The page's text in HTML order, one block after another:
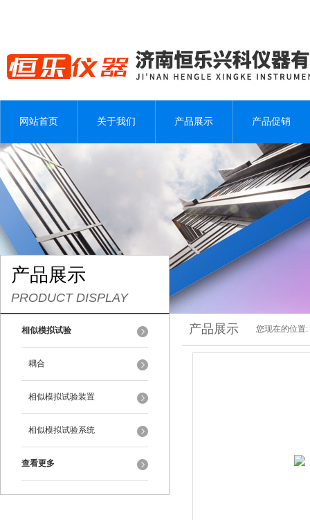
网站首页 关于我们 产品展示 产品促销
产品展示
PRODUCT DISPLAY
相似模拟试验
耦合
相似模拟试验装置
相似模拟试验系统
查看更多
产品展示 您现在的位置: